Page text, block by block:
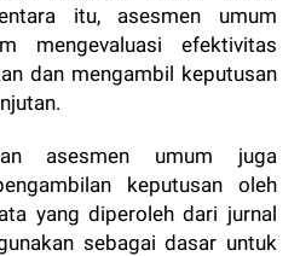
itu, asesmen umum
mengevaluasi efektivitas
dan mengambil keputusan
asesmen umum juga
keputusan oleh
yang diperoleh dari jurnal
sebagai dasar untuk